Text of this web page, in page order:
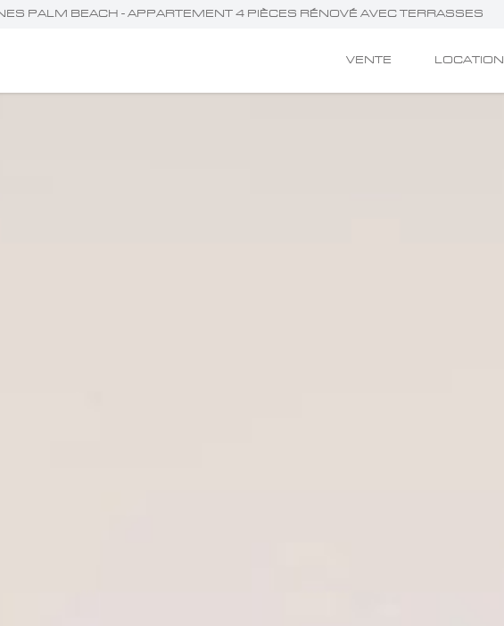
PALM BEACH - APPARTEMENT 4 PIÈCES RÉNOVÉ AVEC TERRASSES
VENTE LOCATION